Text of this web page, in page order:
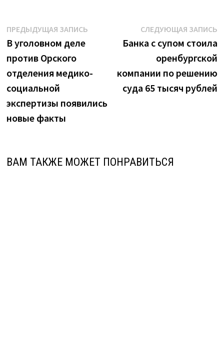
Навигация
по
записям
ПРЕДЫДУЩАЯ ЗАПИСЬПредыдущая
В уголовном деле
против Орского
отделения медико-
социальной
экспертизы появились
новые факты
СЛЕДУЮЩАЯ ЗАПИСЬ
Банка с супом стоила
оренбургской
компании по решению
суда 65 тысяч рублей
ВАМ ТАКЖЕ МОЖЕТ ПОНРАВИТЬСЯ